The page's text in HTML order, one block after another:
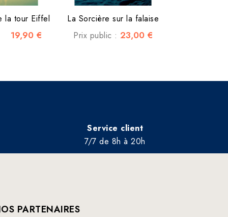
la tour Eiffel
19,90 €
La Sorcière sur la falaise
Prix public : 23,00 €
Service client
7/7 de 8h à 20h
PARTENAIRES